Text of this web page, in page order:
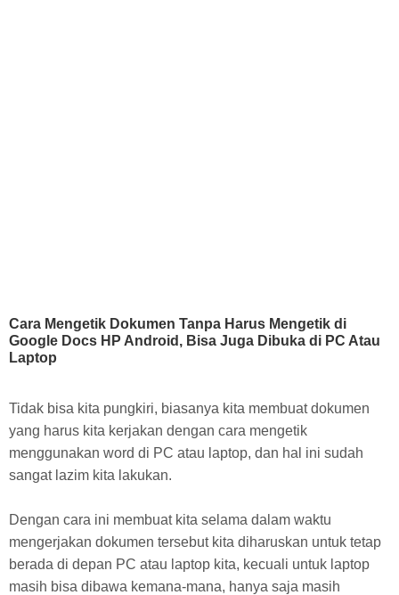
Cara Mengetik Dokumen Tanpa Harus Mengetik di
Google Docs HP Android, Bisa Juga Dibuka di PC Atau
Laptop
Tidak bisa kita pungkiri, biasanya kita membuat dokumen
yang harus kita kerjakan dengan cara mengetik
menggunakan word di PC atau laptop, dan hal ini sudah
sangat lazim kita lakukan.
Dengan cara ini membuat kita selama dalam waktu
mengerjakan dokumen tersebut kita diharuskan untuk tetap
berada di depan PC atau laptop kita, kecuali untuk laptop
masih bisa dibawa kemana-mana, hanya saja masih